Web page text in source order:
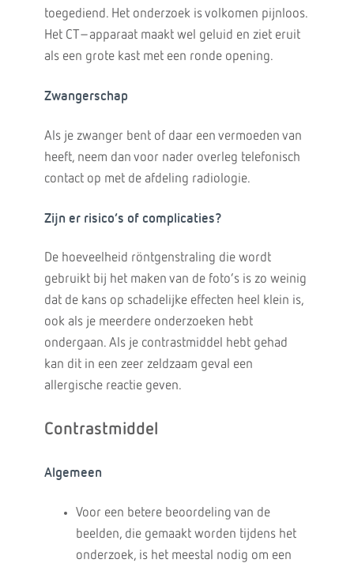
toegediend. Het onderzoek is volkomen pijnloos.
Het CT–apparaat maakt wel geluid en ziet eruit
als een grote kast met een ronde opening.
Zwangerschap
Als je zwanger bent of daar een vermoeden van
heeft, neem dan voor nader overleg telefonisch
contact op met de afdeling radiologie.
Zijn er risico’s of complicaties?
De hoeveelheid röntgenstraling die wordt
gebruikt bij het maken van de foto’s is zo weinig
dat de kans op schadelijke effecten heel klein is,
ook als je meerdere onderzoeken hebt
ondergaan. Als je contrastmiddel hebt gehad
kan dit in een zeer zeldzaam geval een
allergische reactie geven.
Contrastmiddel
Algemeen
Voor een betere beoordeling van de
beelden, die gemaakt worden tijdens het
onderzoek, is het meestal nodig om een